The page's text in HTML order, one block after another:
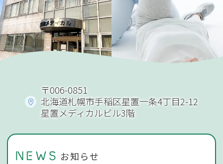
〒006-0851
北海道札幌市手稲区星置一条4丁目2-12
星置メディカルビル3階
NEWS お知らせ